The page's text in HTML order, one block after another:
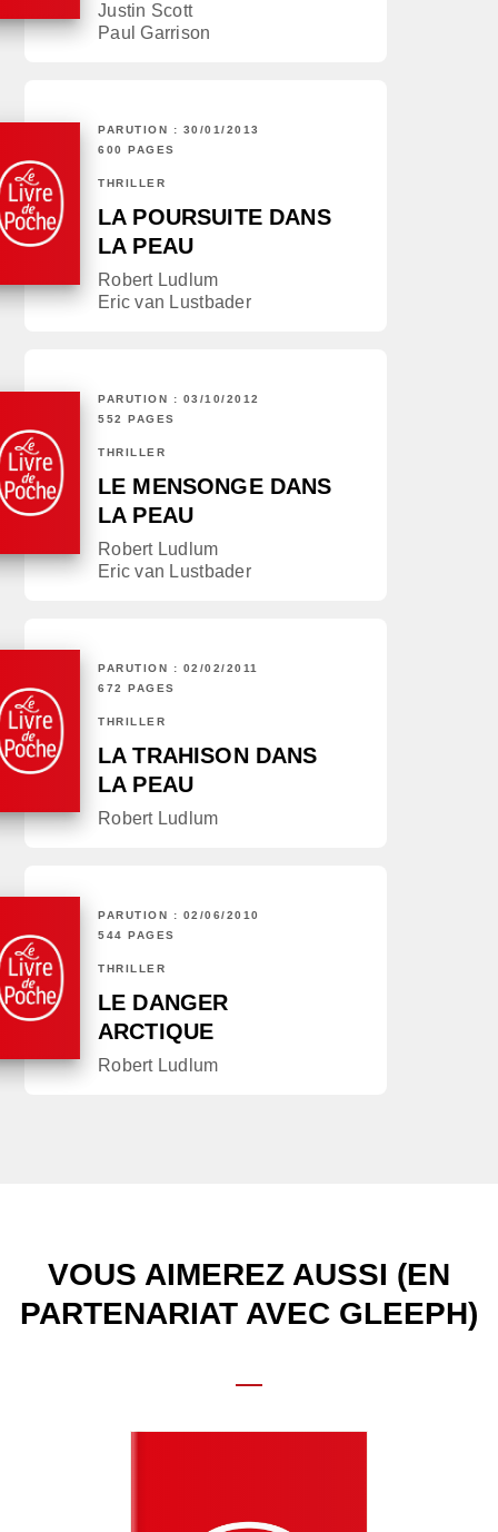
Justin Scott
Paul Garrison
PARUTION : 30/01/2013
600 PAGES
THRILLER
LA POURSUITE DANS
LA PEAU
Robert Ludlum
Eric van Lustbader
PARUTION : 03/10/2012
552 PAGES
THRILLER
LE MENSONGE DANS
LA PEAU
Robert Ludlum
Eric van Lustbader
PARUTION : 02/02/2011
672 PAGES
THRILLER
LA TRAHISON DANS
LA PEAU
Robert Ludlum
PARUTION : 02/06/2010
544 PAGES
THRILLER
LE DANGER
ARCTIQUE
Robert Ludlum
VOUS AIMEREZ AUSSI (EN
PARTENARIAT AVEC GLEEPH)